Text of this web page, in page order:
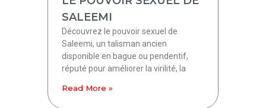
SALEEMI
Découvrez le pouvoir sexuel de
Saleemi, un talisman ancien
disponible en bague ou pendentif,
réputé pour améliorer la virilité, la
Read More »